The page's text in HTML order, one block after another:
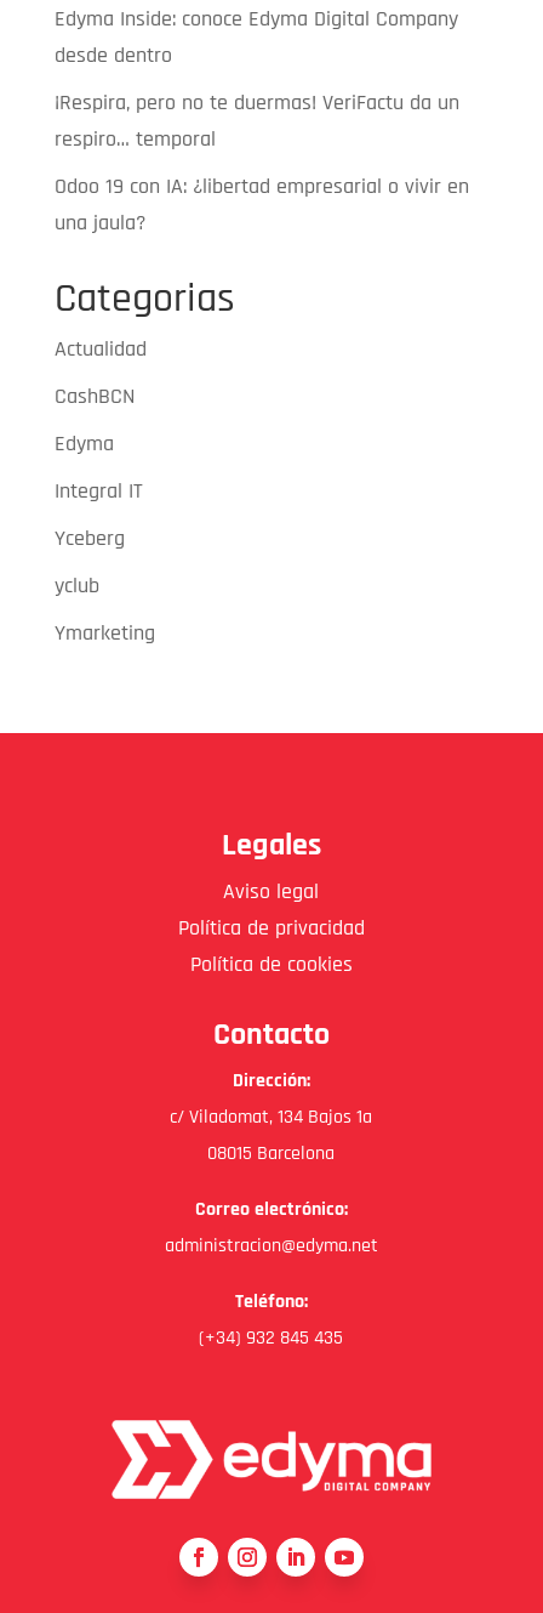
Edyma Inside: conoce Edyma Digital Company
desde dentro
¡Respira, pero no te duermas! VeriFactu da un
respiro… temporal
Odoo 19 con IA: ¿libertad empresarial o vivir en
una jaula?
Categorias
Actualidad
CashBCN
Edyma
Integral IT
Yceberg
yclub
Ymarketing
Legales
Aviso legal
Política de privacidad
Política de cookies
Contacto
Dirección:
c/ Viladomat, 134 Bajos 1a
08015 Barcelona
Correo electrónico:
administracion@edyma.net
Teléfono:
(+34) 932 845 435